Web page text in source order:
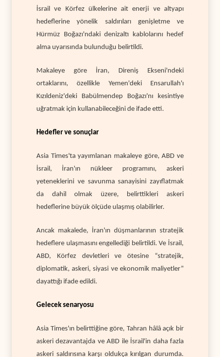
İsrail ve Körfez ülkelerine ait enerji ve altyapı
hedeflerine yönelik saldırıları genişletme ve
Hürmüz Boğazı'ndaki denizaltı kablolarını hedef
alma uyarısında bulunduğu belirtildi.
Makaleye göre İran, Direniş Ekseni'ndeki
ortaklarını, özellikle Yemen'deki Ensarullah'ı
Kızıldeniz'deki Babülmendep Boğazı'nı kesintiye
uğratmak için kullanabileceğini de ifade etti.
Hedefler ve sonuçlar
Asia Times'ta yayımlanan makaleye göre, ABD ve
İsrail, İran'ın nükleer programını, askeri
yeteneklerini ve savunma sanayisini zayıflatmak
da dahil olmak üzere, belirttikleri askeri
hedeflerine büyük ölçüde ulaşmış olabilirler.
Ancak makalede, İran'ın düşmanlarının stratejik
hedeflere ulaşmasını engellediği belirtildi. Ve İsrail,
ABD, Körfez devletleri ve ötesine “stratejik,
diplomatik, askeri, siyasi ve ekonomik maliyetler”
dayattığı ifade edildi.
Gelecek senaryosu
Asia Times'ın belirttiğine göre, Tahran hâlâ açık bir
askeri dezavantajda ve ABD ile İsrail'in daha fazla
askeri saldırısına karşı oldukça kırılgan durumda.